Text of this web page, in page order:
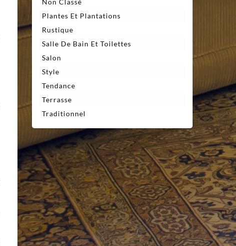
Plantes Et Plantations
Rustique
Salle De Bain Et Toilettes
Salon
Style
Tendance
Terrasse
Traditionnel